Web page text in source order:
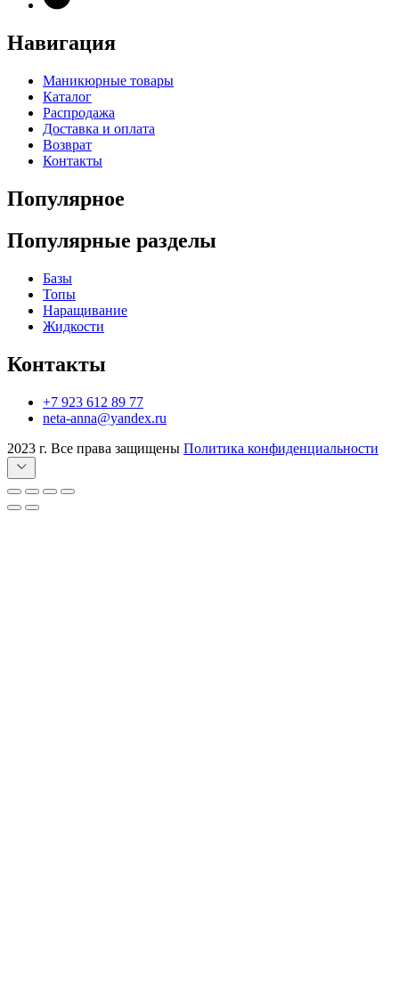
Навигация
Маникюрные товары
Каталог
Распродажа
Доставка и оплата
Возврат
Контакты
Популярное
Популярные разделы
Базы
Топы
Наращивание
Жидкости
Контакты
+7 923 612 89 77
neta-anna@yandex.ru
2023 г. Все права защищены Политика конфиденциальности